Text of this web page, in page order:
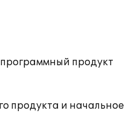
продукт
продукта и начальное